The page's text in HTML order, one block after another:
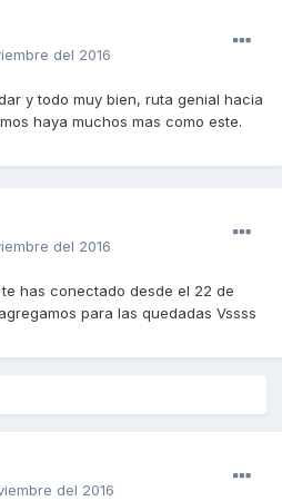
del 2016
y todo muy bien, ruta genial hacia
haya muchos mas como este.
del 2016
has conectado desde el 22 de
para las quedadas Vssss
del 2016